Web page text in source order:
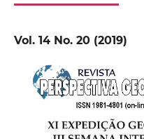
Vol. 14 No. 20 (2019)